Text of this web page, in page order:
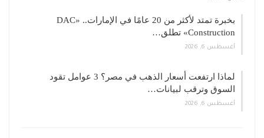
بخبرة تمتد لأكثر من 20 عامًا في الإمارات.. «DAC
Construction» تطلق…
أغسطس 6, 2026
لماذا ارتفعت أسعار الذهب في مصر؟ 3 عوامل تقود
السوق وترقب لبيانات…
أغسطس 6, 2026